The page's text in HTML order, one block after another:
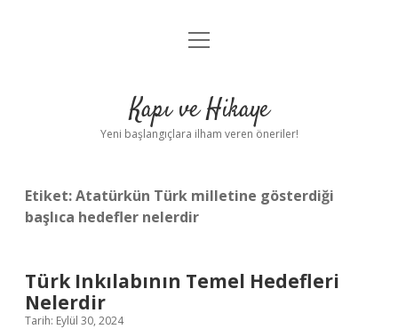
Anasayfa
Yasal Uyarı
menüyü
Kapı ve Hikaye
Yeni başlangıçlara ilham veren öneriler!
Etiket:Atatürkün Türk milletine gösterdiği
başlıca hedefler nelerdir
Türk Inkılabının Temel Hedefleri
Nelerdir
Tarih: Eylül 30, 2024